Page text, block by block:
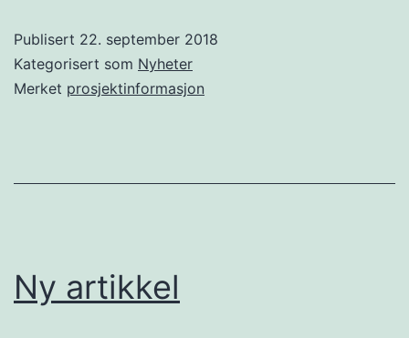
Publisert 22. september 2018
Kategorisert som Nyheter
Merket prosjektinformasjon
Ny artikkel